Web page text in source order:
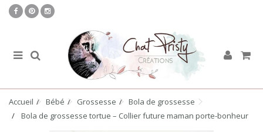
Accueil Bébé Grossesse
Bola de grossesse
Bola de grossesse tortue – Collier future maman porte-bonheur